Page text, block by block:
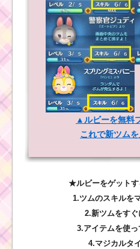
▲ルビーを無料
これで新ツム
★ルビーをゲット
1.ツムのスキルを
2.新ツムをす
3.アイテムを使
4.マジカルタ